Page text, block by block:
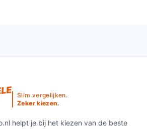
Slim vergelijken.
Zeker kiezen.
helpt je bij het kiezen van de beste